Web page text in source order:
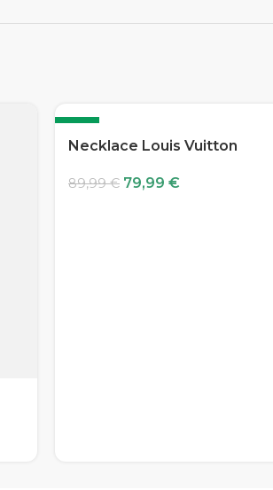
-11%
Necklace Louis Vuitton
89,99€ 79,99 €